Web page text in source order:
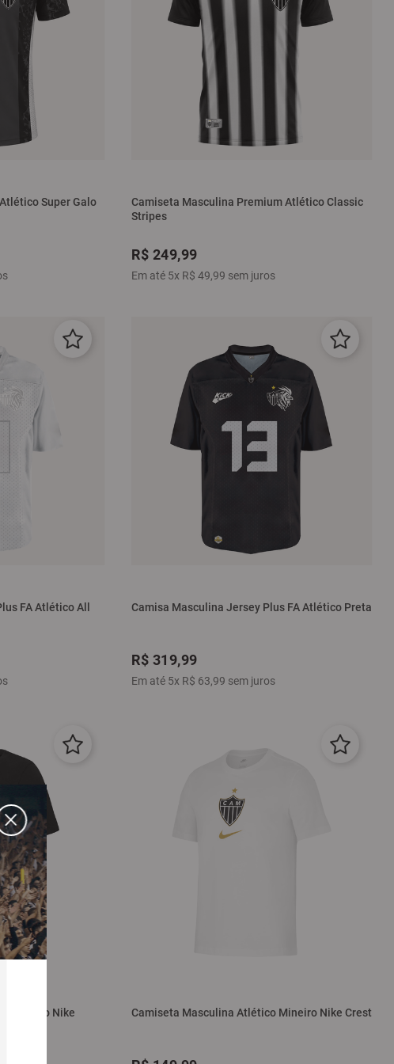
Super Galo
Camiseta Masculina Premium Atlético Classic
Stripes
R$ 249,99
Em até 5x R$ 49,99 sem juros
FA Atlético All
Camisa Masculina Jersey Plus FA Atlético Preta
R$ 319,99
Em até 5x R$ 63,99 sem juros
Mineiro Nike
Camiseta Masculina Atlético Mineiro Nike Crest